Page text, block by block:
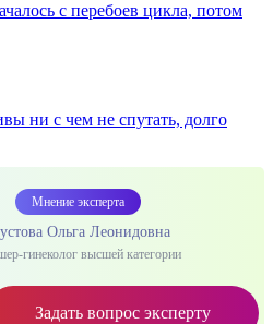
с перебоев цикла, потом
ни с чем не спутать, долго
Мнение эксперта
Ольга Леонидовна
гинеколог высшей категории
Задать вопрос эксперту